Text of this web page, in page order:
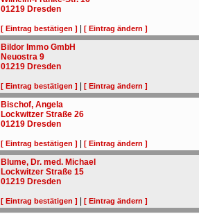
01219 Dresden
[ Eintrag bestätigen ] |[ Eintrag ändern ]
Bildor Immo GmbH
Neuostra 9
01219 Dresden
[ Eintrag bestätigen ] |[ Eintrag ändern ]
Bischof, Angela
Lockwitzer Straße 26
01219 Dresden
[ Eintrag bestätigen ] |[ Eintrag ändern ]
Blume, Dr. med. Michael
Lockwitzer Straße 15
01219 Dresden
[ Eintrag bestätigen ] |[ Eintrag ändern ]